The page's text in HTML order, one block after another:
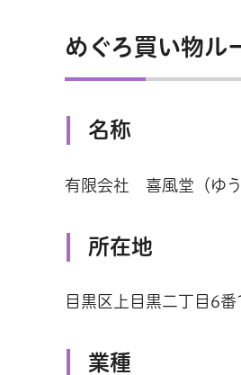
めぐろ買い物ル
名称
有限会社 喜風堂（ゆ
所在地
目黒区上目黒二丁目6番
業種